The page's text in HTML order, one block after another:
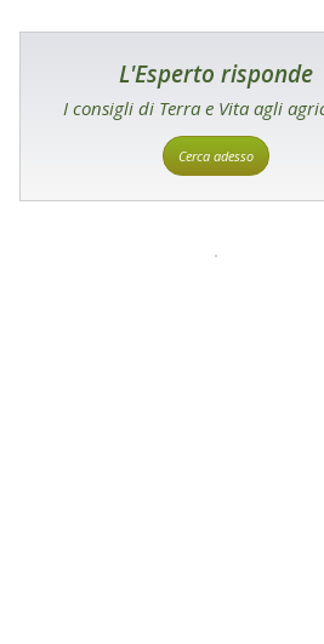
L'Esperto risponde
I consigli di Terra e Vita agli
Cerca adesso